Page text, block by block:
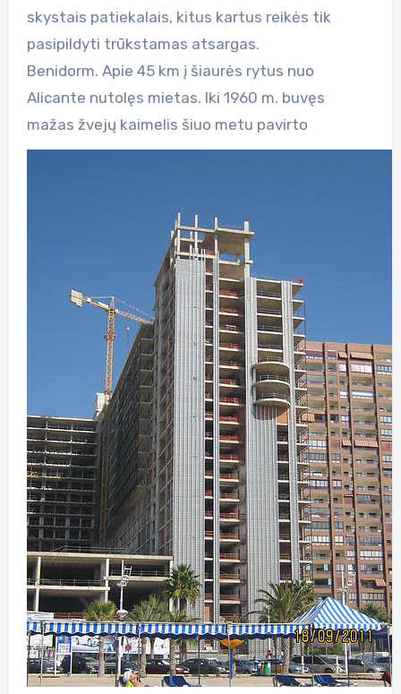
skystais patiekalais, kitus kartus reikės tik
pasipildyti trūkstamas atsargas.
Benidorm. Apie 45 km į šiaurės rytus nuo
Alicante nutolęs mietas. Iki 1960 m. buvęs
mažas žvejų kaimelis šiuo metu pavirto